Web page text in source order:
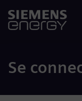
Se